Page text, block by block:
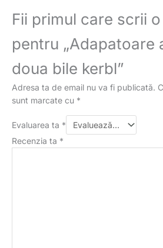
Fii primul care scrii
pentru „Adapatoare
doua bile kerbl”
Adresa ta de email nu va fi publicată.
sunt marcate cu *
Evaluarea ta *
Recenzia ta *